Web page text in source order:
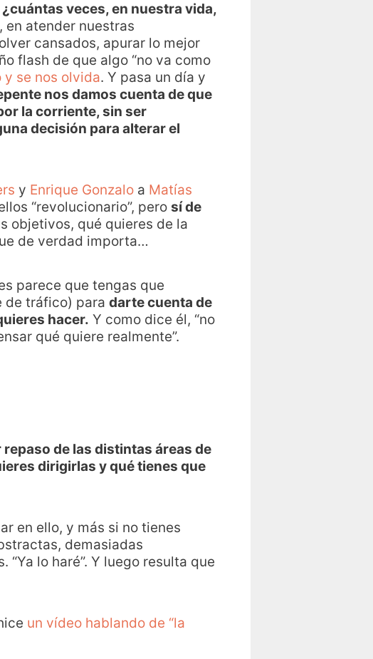
¿cuántas veces, en nuestra vida,
en atender nuestras
cansados, apurar lo mejor
flash de que algo “no va como
y se nos olvida. Y pasa un día y
nos damos cuenta de que
la corriente, sin ser
decisión para alterar el
y Enrique Gonzalo a Matías
“revolucionario”, pero sí de
objetivos, qué quieres de la
de verdad importa…
parece que tengas que
de tráfico) para darte cuenta de
hacer. Y como dice él, “no
qué quiere realmente”.
repaso de las distintas áreas de
dirigirlas y qué tienes que
en ello, y más si no tienes
demasiadas
lo haré”. Y luego resulta que
un vídeo hablando de “la